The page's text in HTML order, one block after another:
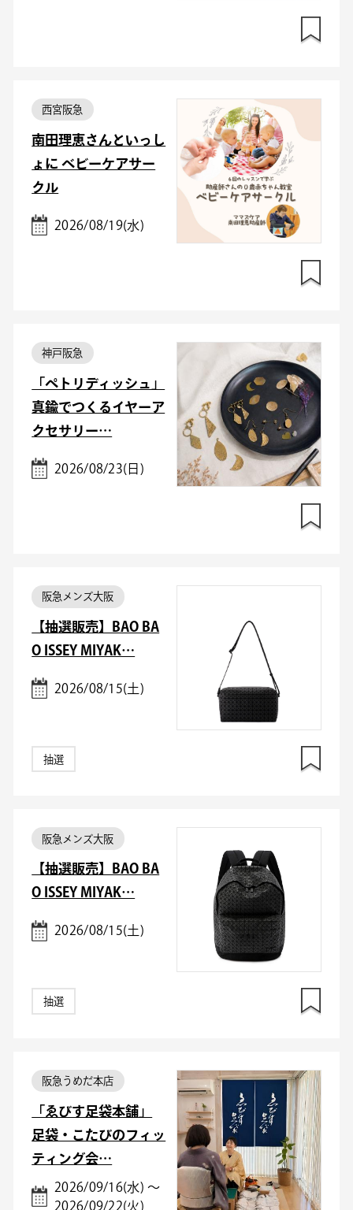
西宮阪急
南田理恵さんといっし
ょに ベビーケアサー
クル
2026/08/19(水)
神戸阪急
「ペトリディッシュ」
真鍮でつくるイヤーア
クセサリー…
2026/08/23(日)
阪急メンズ大阪
【抽選販売】BAO BA
O ISSEY MIYAK…
2026/08/15(土)
抽選
阪急メンズ大阪
【抽選販売】BAO BA
O ISSEY MIYAK…
2026/08/15(土)
抽選
阪急うめだ本店
「ゑびす足袋本舗」
足袋・こたびのフィッ
ティング会…
2026/09/16(水) ～
2026/09/22(火)